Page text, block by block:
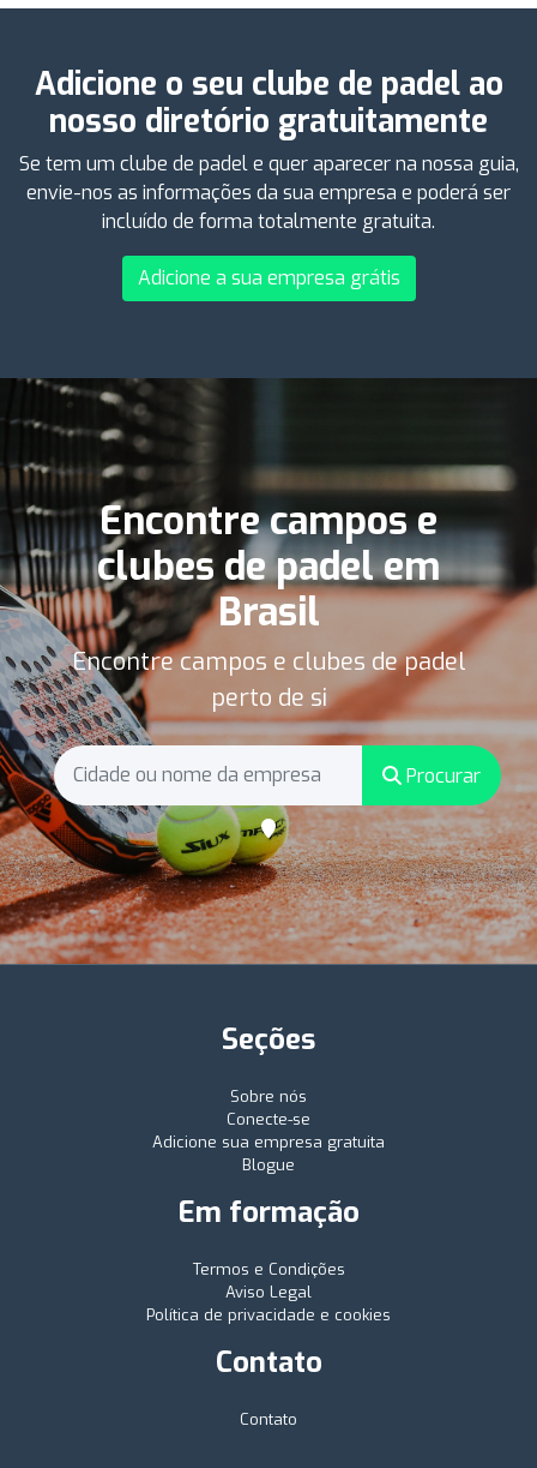
Adicione o seu clube de padel ao
nosso diretório gratuitamente
Se tem um clube de padel e quer aparecer na nossa guia,
envie-nos as informações da sua empresa e poderá ser
incluído de forma totalmente gratuita.
Adicione a sua empresa grátis
Encontre campos e
clubes de padel em
Brasil
Encontre campos e clubes de padel
perto de si
Procurar
Seções
Sobre nós
Conecte-se
Adicione sua empresa gratuita
Blogue
Em formação
Termos e Condições
Aviso Legal
Política de privacidade e cookies
Contato
Contato